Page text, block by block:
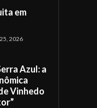
em
2026
Azul: a
Vinhedo